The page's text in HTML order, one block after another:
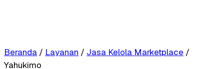
Beranda / Layanan / Jasa Kelola Marketplace /
Yahukimo